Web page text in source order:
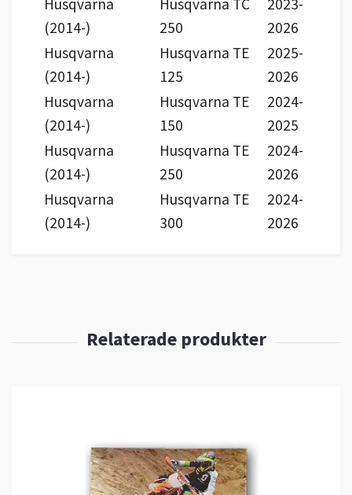
Husqvarna
(2014-)
Husqvarna TC
250
2023-
2026
Husqvarna
(2014-)
Husqvarna TE
125
2025-
2026
Husqvarna
(2014-)
Husqvarna TE
150
2024-
2025
Husqvarna
(2014-)
Husqvarna TE
250
2024-
2026
Husqvarna
(2014-)
Husqvarna TE
300
2024-
2026